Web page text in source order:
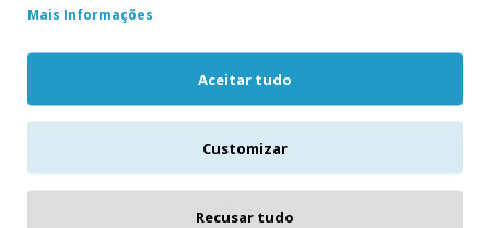
Medidas externas: 7,5 (lado) x 7,5 (lado) x 4,5 (altura com
Medidas internas: 6cm lado x 6cm lado x 4,5cm altura com
Mais Informações
Aceitar tudo
Customizar
Recusar tudo